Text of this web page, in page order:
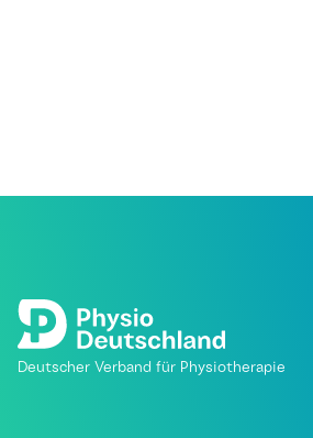
Deutscher Verband für Physiotherapie